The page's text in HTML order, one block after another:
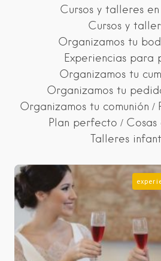
Cursos y talleres
Cursos y
Organizamos tu
Experiencias para
Organizamos tu
Organizamos tu
Organizamos tu comunión
Plan perfecto
Talleres